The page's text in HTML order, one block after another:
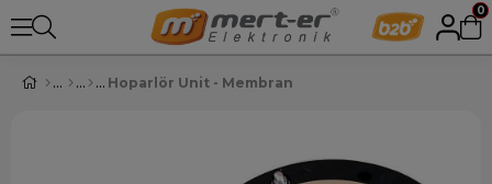
0
Hoparlör Unit - Membran